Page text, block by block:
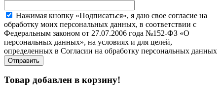
Нажимая кнопку «Подписаться», я даю свое согласие на
обработку моих персональных данных, в соответствии с
Федеральным законом от 27.07.2006 года №152-ФЗ «О
персональных данных», на условиях и для целей,
определенных в Согласии на обработку персональных данных
Товар добавлен в корзину!